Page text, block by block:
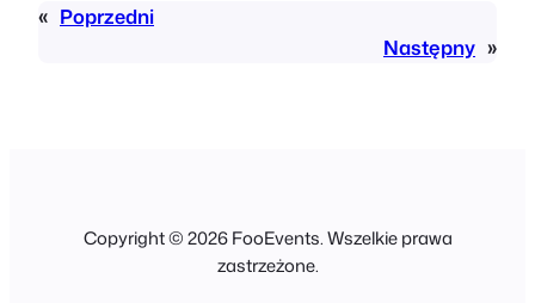
« Poprzedni
Następny »
Copyright © 2026 FooEvents. Wszelkie prawa
zastrzeżone.